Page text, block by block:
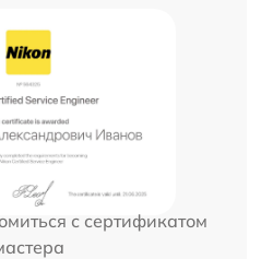
с сертификатом